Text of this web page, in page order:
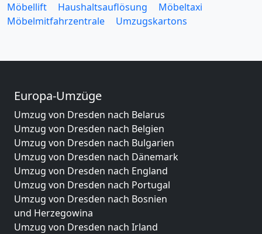
Möbellift
Haushaltsauflösung
Möbeltaxi
Möbelmitfahrzentrale
Umzugskartons
Europa-Umzüge
Umzug von Dresden nach Belarus
Umzug von Dresden nach Belgien
Umzug von Dresden nach Bulgarien
Umzug von Dresden nach Dänemark
Umzug von Dresden nach England
Umzug von Dresden nach Portugal
Umzug von Dresden nach Bosnien
und Herzegowina
Umzug von Dresden nach Irland